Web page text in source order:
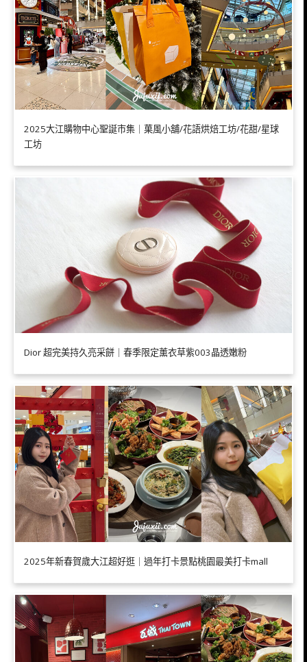
2025大江購物中心聖誕市集｜菓風小舖/花語烘焙工坊/花甜/星球
工坊
Dior 超完美持久亮采餅｜春季限定薰衣草紫003晶透嫩粉
2025年新春賀歲大江超好逛｜過年打卡景點桃園最美打卡mall